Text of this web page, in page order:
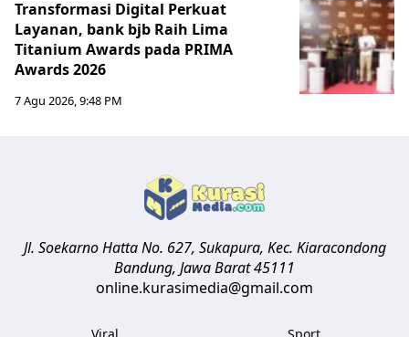
Transformasi Digital Perkuat
Layanan, bank bjb Raih Lima
Titanium Awards pada PRIMA
Awards 2026
7 Agu 2026, 9:48 PM
Jl. Soekarno Hatta No. 627, Sukapura, Kec. Kiaracondong
Bandung, Jawa Barat45111
online.kurasimedia@gmail.com